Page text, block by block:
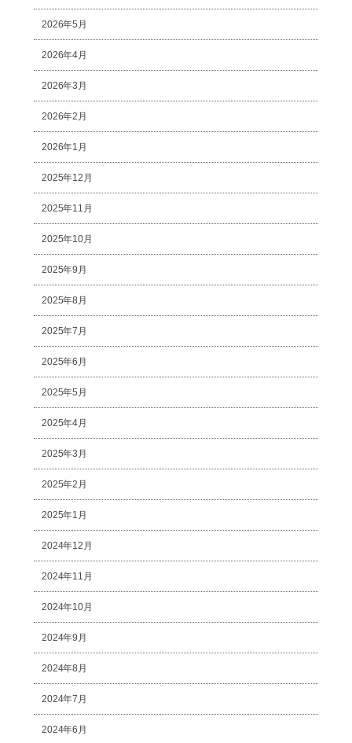
2026年5月
2026年4月
2026年3月
2026年2月
2026年1月
2025年12月
2025年11月
2025年10月
2025年9月
2025年8月
2025年7月
2025年6月
2025年5月
2025年4月
2025年3月
2025年2月
2025年1月
2024年12月
2024年11月
2024年10月
2024年9月
2024年8月
2024年7月
2024年6月